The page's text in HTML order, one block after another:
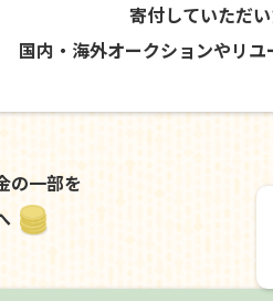
寄付していただいた
国内・海外オークションやリ
の一部を